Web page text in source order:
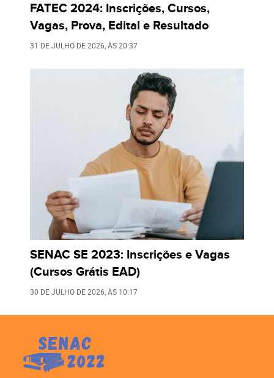
FATEC 2024: Inscrições, Cursos,
Vagas, Prova, Edital e Resultado
31 DE JULHO DE 2026 , ÀS20:37
SENAC SE 2023: Inscrições e Vagas
(Cursos Grátis EAD)
30 DE JULHO DE 2026 , ÀS 10:17